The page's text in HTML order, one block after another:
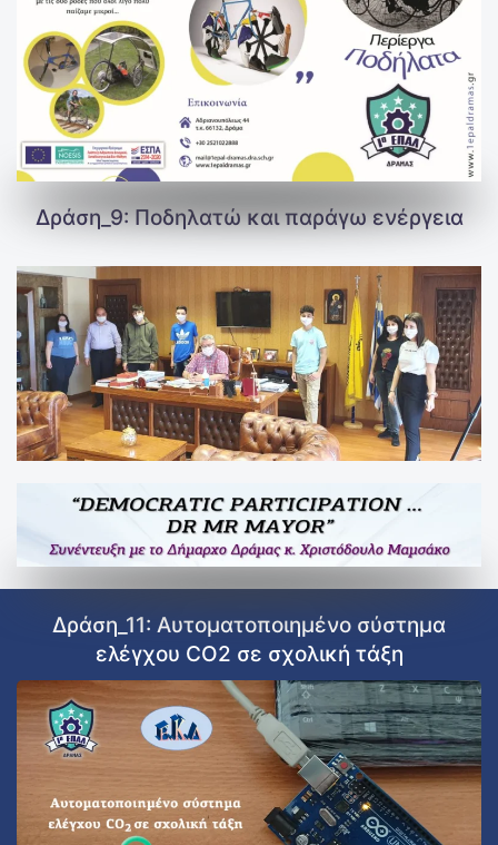
Δράση_9: Ποδηλατώ και παράγω ενέργεια
Δράση_10:
Δράση_11: Αυτοματοποιημένο σύστημα
ελέγχου CO2 σε σχολική τάξη